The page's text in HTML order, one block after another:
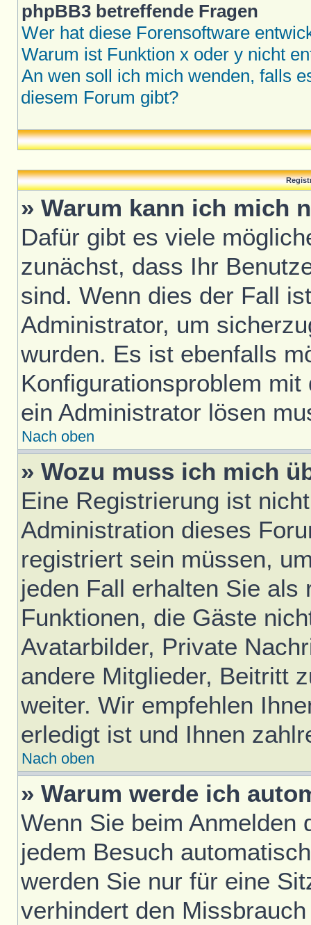
phpBB3 betreffende Fragen
Wer hat diese Forensoftware
Warum ist Funktion x oder y nicht
An wen soll ich mich wenden, falls
diesem Forum gibt?
» Warum kann ich mich
Dafür gibt es viele
zunächst, dass Ihr
sind. Wenn dies der Fall
Administrator, um
wurden. Es ist ebenfalls
Konfigurationsproblem
ein Administrator lösen
Nach oben
» Wozu muss ich mich
Eine Registrierung ist
Administration dieses
registriert sein müssen,
jeden Fall erhalten Sie
Funktionen, die Gäste
Avatarbilder, Private
andere Mitglieder, Beitritt
weiter. Wir empfehlen
erledigt ist und Ihnen
Nach oben
» Warum werde ich
Wenn Sie beim Anmelden
jedem Besuch
werden Sie nur für eine
verhindert den